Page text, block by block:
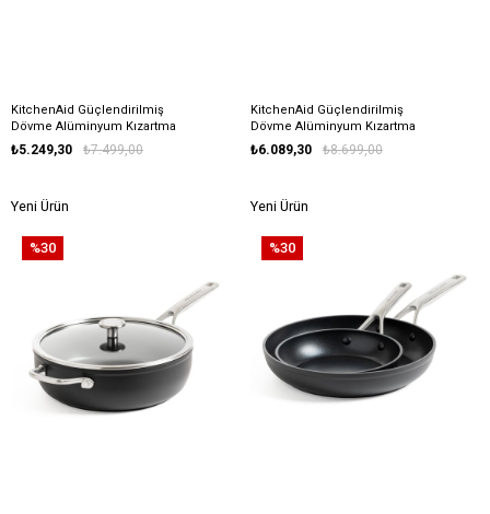
KitchenAid Güçlendirilmiş
Dövme Alüminyum Kızartma
Tavası 24 cm
₺5.249,30 ₺7.499,00
Yeni Ürün
KitchenAid Güçlendirilmiş
Dövme Alüminyum Kızartma
Tavası 28 cm
₺6.089,30 ₺8.699,00
Yeni Ürün
%30 %30